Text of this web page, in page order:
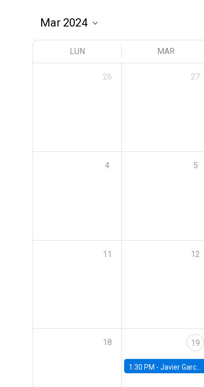
LUN MAR
26 27
4 5
11 12
18 19
1:30 PM - Javier Garcia Cicco, Universidad de San Andres